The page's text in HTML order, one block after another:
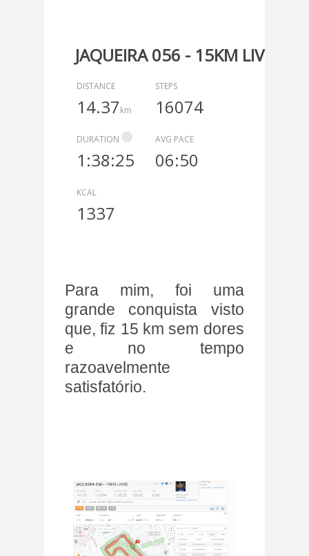
JAQUEIRA 056 - 15KM LIVRE
DISTANCE
14.37km
STEPS
16074
DURATION
1:38:25
AVG PACE
06:50
KCAL
1337
Para mim, foi uma
grande conquista visto
que, fiz 15 km sem dores
e no tempo
razoavelmente
satisfatório.